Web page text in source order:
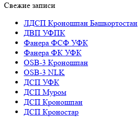
Свежие записи
ЛДСП Кроношпан Башкортостан
ДВП УФПК
Фанера ФСФ УФК
Фанера ФК УФК
OSB-3 Кроношпан
OSB-3 NLK
ДСП УФК
ДСП Муром
ДСП Кроношпан
ДСП Кроностар